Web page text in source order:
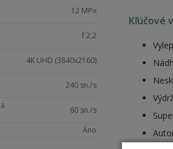
12 MPx
f 2,2
4K UHD (3840x2160)
240 sn./s
60 sn./s
Áno
Kľúčové